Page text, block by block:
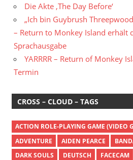
Die Akte ‚The Day Before‘
„Ich bin Guybrush
– Return to Monkey Island erhält
Sprachausgabe
YARRRR – Return of Monkey
Termin
CROSS – CLOUD – TAGS
ACTION ROLE-PLAYING GAME (VIDEO
ADVENTURE
AIDEN PEARCE
DARK SOULS
DEUTSCH FACECAM